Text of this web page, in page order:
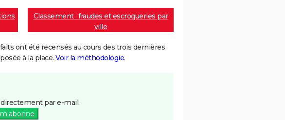
Classement : fraudes et escroqueries par
ville
ont été recensés au cours des trois dernières
à la place. Voir la méthodologie.
par e-mail.